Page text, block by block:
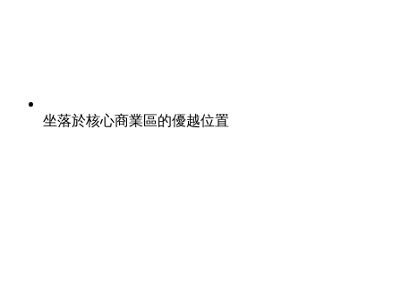
坐落於核心商業區的優越位置